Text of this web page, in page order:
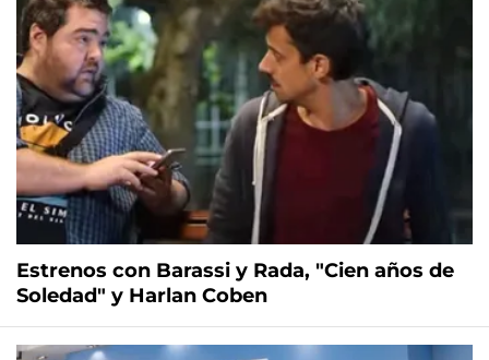
Estrenos con Barassi y Rada, "Cien años de
Soledad" y Harlan Coben